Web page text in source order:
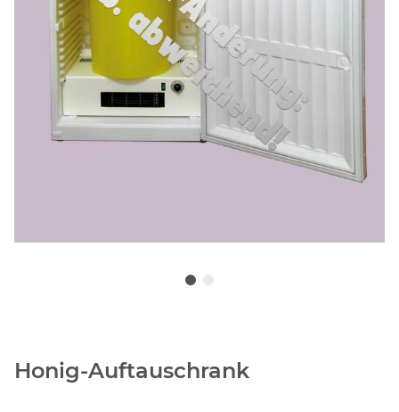
Honig-Auftauschrank